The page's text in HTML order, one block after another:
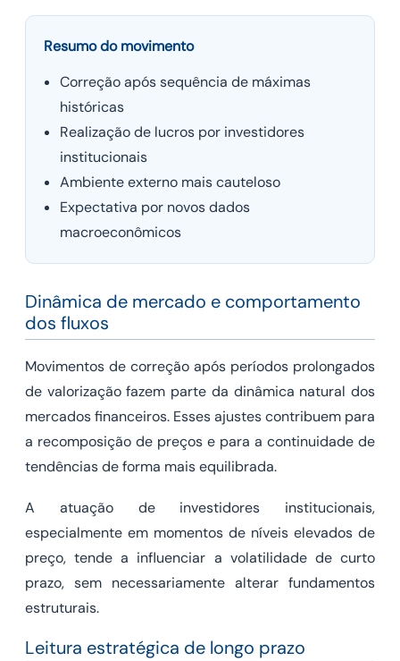
Resumo do movimento
Correção após sequência de máximas
históricas
Realização de lucros por investidores
institucionais
Ambiente externo mais cauteloso
Expectativa por novos dados
macroeconômicos
Dinâmica de mercado e comportamento
dos fluxos
Movimentos de correção após períodos prolongados
de valorização fazem parte da dinâmica natural dos
mercados financeiros. Esses ajustes contribuem para
a recomposição de preços e para a continuidade de
tendências de forma mais equilibrada.
A atuação de investidores institucionais,
especialmente em momentos de níveis elevados de
preço, tende a influenciar a volatilidade de curto
prazo, sem necessariamente alterar fundamentos
estruturais.
Leitura estratégica de longo prazo